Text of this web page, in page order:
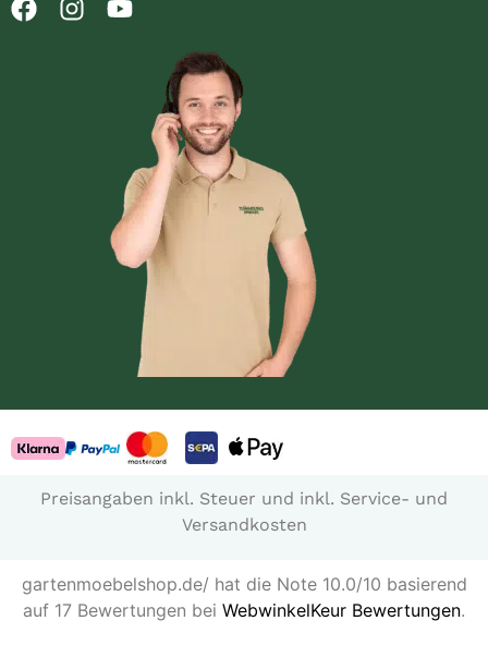
Preisangaben inkl. Steuer und inkl. Service- und
Versandkosten
gartenmoebelshop.de/ hat die Note 10.0/10 basierend
auf 17 Bewertungen bei WebwinkelKeur Bewertungen.